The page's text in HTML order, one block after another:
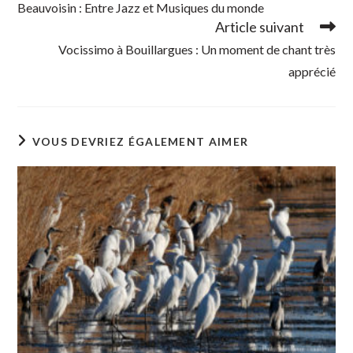
articles
Beauvoisin : Entre Jazz et Musiques du monde
Article suivant
Vocissimo à Bouillargues : Un moment de chant très
apprécié
VOUS DEVRIEZ ÉGALEMENT AIMER